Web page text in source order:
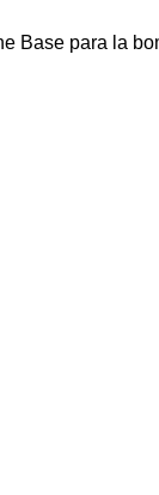
Base para la